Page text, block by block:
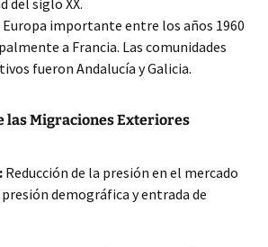
del siglo XX.
importante entre los años 1960
a Francia. Las comunidades
fueron Andalucía y Galicia.
las Migraciones Exteriores
Reducción de la presión en el mercado
demográfica y entrada de